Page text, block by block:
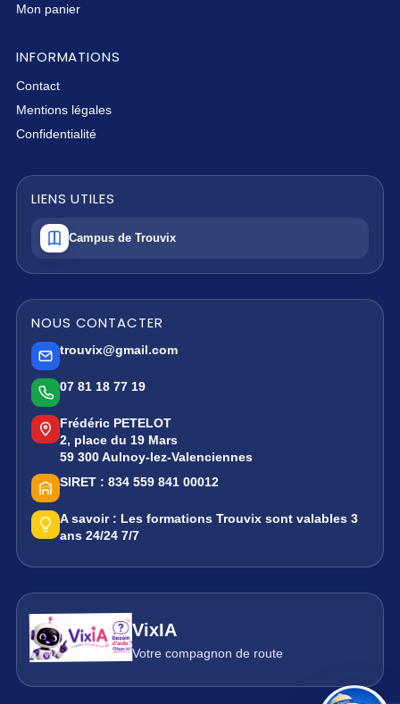
Mon panier
INFORMATIONS
Contact
Mentions légales
Confidentialité
LIENS UTILES
Campus de Trouvix
NOUS CONTACTER
trouvix@gmail.com
07 81 18 77 19
Frédéric PETELOT
2, place du 19 Mars
59 300 Aulnoy-lez-Valenciennes
SIRET : 834 559 841 00012
A savoir : Les formations Trouvix sont valables 3
ans 24/24 7/7
VixIA
Votre compagnon de route